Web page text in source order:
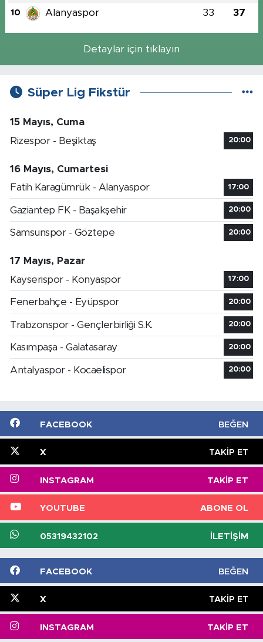
10 Alanyaspor 33 37
Detaylar için tıklayın
Süper Lig Fikstür
15 Mayıs, Cuma
Rizespor - Beşiktaş
20:00
16 Mayıs, Cumartesi
Fatih Karagümrük - Alanyaspor
17:00
Gaziantep FK - Başakşehir 20:00
Samsunspor - Göztepe 20:00
17 Mayıs, Pazar
Kayserispor - Konyaspor
17:00
Fenerbahçe - Eyüpspor 20:00
Trabzonspor - Gençlerbirliği S.K. 20:00
Kasımpaşa - Galatasaray 20:00
Antalyaspor - Kocaelispor 20:00
FACEBOOK BEĞEN
X TAKIP ET
INSTAGRAM TAKIP ET
YOUTUBE ABONE OL
05319432102 İLETIŞIM
FACEBOOK BEĞEN
X TAKIP ET
INSTAGRAM TAKIP ET